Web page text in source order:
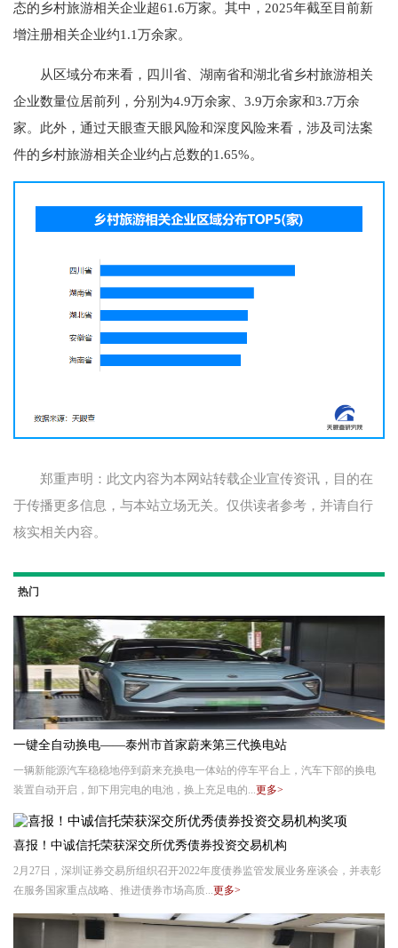
态的乡村旅游相关企业超61.6万家。其中，2025年截至目前新
增注册相关企业约1.1万余家。
从区域分布来看，四川省、湖南省和湖北省乡村旅游相关
企业数量位居前列，分别为4.9万余家、3.9万余家和3.7万余
家。此外，通过天眼查天眼风险和深度风险来看，涉及司法案
件的乡村旅游相关企业约占总数的1.65%。
郑重声明：此文内容为本网站转载企业宣传资讯，目的在
于传播更多信息，与本站立场无关。仅供读者参考，并请自行
核实相关内容。
热门
一键全自动换电——泰州市首家蔚来第三代换电站
一辆新能源汽车稳稳地停到蔚来充换电一体站的停车平台上，汽车下部的换电
装置自动开启，卸下用完电的电池，换上充足电的...更多>
喜报！中诚信托荣获深交所优秀债券投资交易机构
2月27日，深圳证券交易所组织召开2022年度债券监管发展业务座谈会，并表彰
在服务国家重点战略、推进债券市场高质...更多>